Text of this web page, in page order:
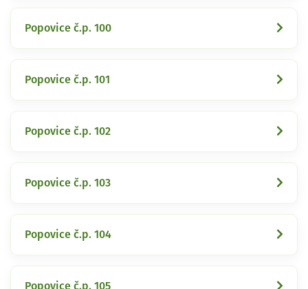
Popovice č.p. 100
Popovice č.p. 101
Popovice č.p. 102
Popovice č.p. 103
Popovice č.p. 104
Popovice č.p. 105